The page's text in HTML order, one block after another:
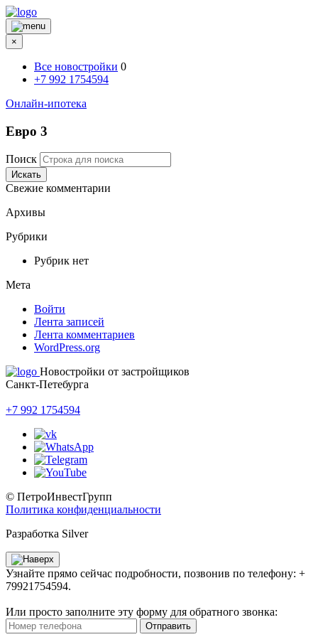
×
Все новостройки 0
+7 992 1754594
Онлайн-ипотека
Евро 3
Поиск
Искать
Свежие комментарии
Архивы
Рубрики
Рубрик нет
Мета
Войти
Лента записей
Лента комментариев
WordPress.org
Новостройки от застройщиков
Санкт-Петебурга
+7 992 1754594
© ПетроИнвестГрупп
Политика конфиденциальности
Разработка Silver
Узнайте прямо сейчас подробности, позвонив по телефону: +
79921754594.
Или просто заполните эту форму для обратного звонка:
Отправить